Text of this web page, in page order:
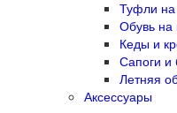
Туфли на
Обувь на
Кеды и
Сапоги и
Летняя
Аксессуары